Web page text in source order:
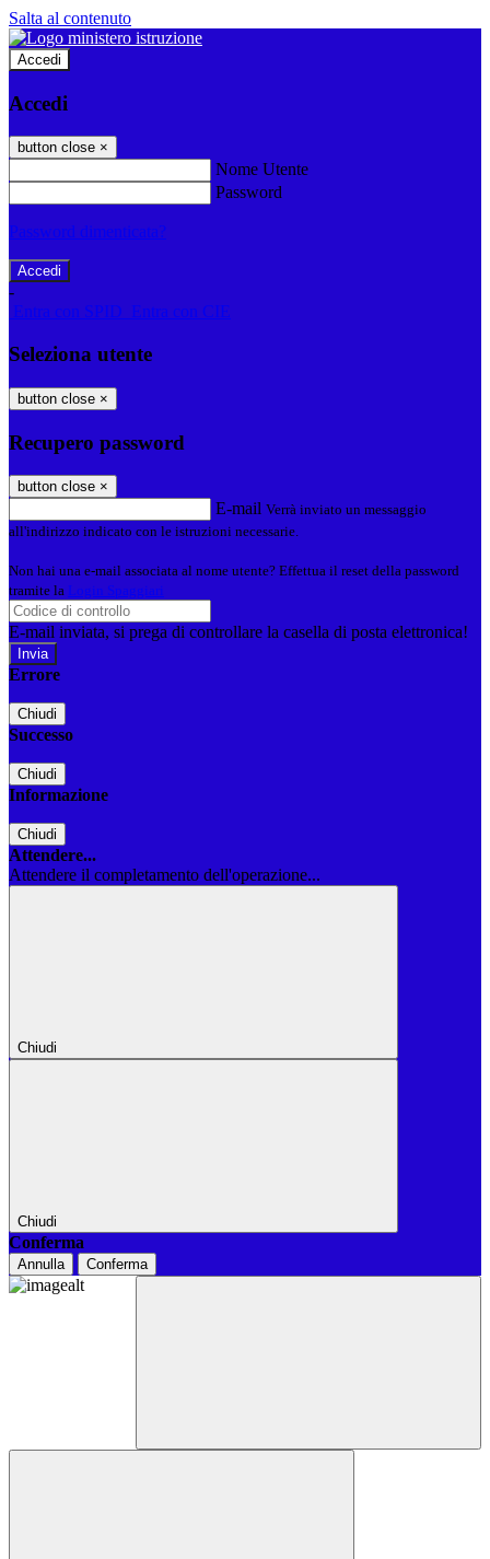
Salta al contenuto
Accedi
Accedi
button close ×
Nome Utente
Password
Password dimenticata?
-
Entra con SPID
Entra con CIE
Seleziona utente
button close ×
Recupero password
button close ×
E-mail Verrà inviato un messaggio
all'indirizzo indicato con le istruzioni necessarie.
Non hai una e-mail associata al nome utente? Effettua il reset della password
tramite la Login Spaggiari
E-mail inviata, si prega di controllare la casella di posta elettronica!
Errore
Chiudi
Successo
Chiudi
Informazione
Chiudi
Attendere...
Attendere il completamento dell'operazione...
Chiudi
Chiudi
Conferma
Annulla Conferma